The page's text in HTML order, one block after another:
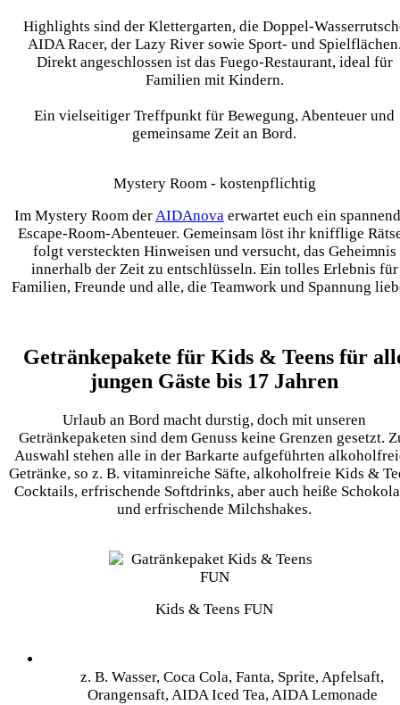
Highlights sind der Klettergarten, die Doppel-
AIDA Racer, der Lazy River sowie Sport- und
Direkt angeschlossen ist das Fuego-Restaurant, ideal für
Familien mit Kindern.
Ein vielseitiger Treffpunkt für Bewegung, Abenteuer und
gemeinsame Zeit an Bord.
Mystery Room - kostenpflichtig
Im Mystery Room der AIDAnova erwartet euch ein
Escape-Room-Abenteuer. Gemeinsam löst ihr knifflige
folgt versteckten Hinweisen und versucht, das Geheimnis
innerhalb der Zeit zu entschlüsseln. Ein tolles Erlebnis für
Familien, Freunde und alle, die Teamwork und Spannung
Getränkepakete für Kids & Teens für
jungen Gäste bis 17 Jahren
Urlaub an Bord macht durstig, doch mit unseren
Getränkepaketen sind dem Genuss keine Grenzen gesetzt.
Auswahl stehen alle in der Barkarte aufgeführten
Getränke, so z. B. vitaminreiche Säfte, alkoholfreie Kids &
Cocktails, erfrischende Softdrinks, aber auch heiße
und erfrischende Milchshakes.
Kids & Teens FUN
z. B. Wasser, Coca Cola, Fanta, Sprite, Apfelsaft,
Orangensaft, AIDA Iced Tea, AIDA Lemonade